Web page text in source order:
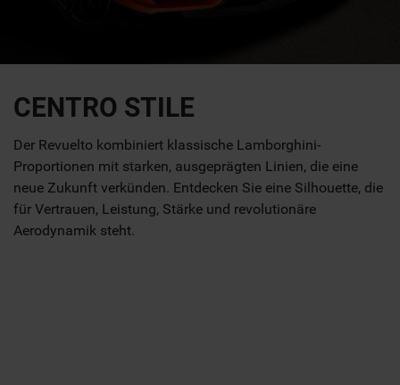
CENTRO STILE
Der Revuelto kombiniert klassische Lamborghini-
Proportionen mit starken, ausgeprägten Linien, die eine
neue Zukunft verkünden. Entdecken Sie eine Silhouette, die
für Vertrauen, Leistung, Stärke und revolutionäre
Aerodynamik steht.